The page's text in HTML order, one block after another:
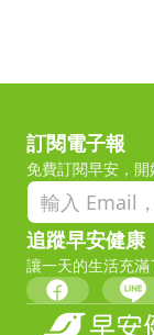
訂閱電子報
免費訂閱早安，開
追蹤早安健康
讓一天的生活充